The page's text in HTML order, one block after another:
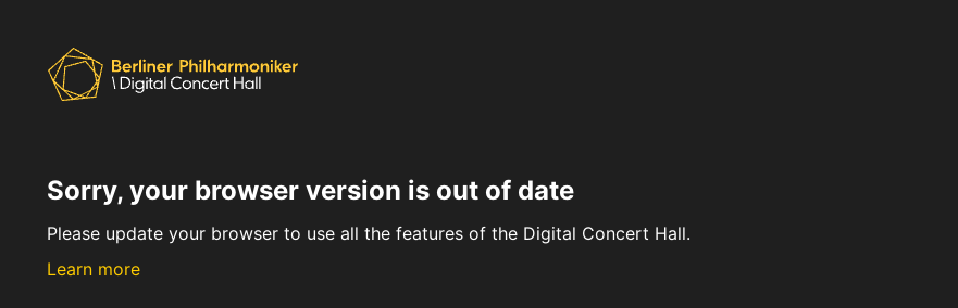
Sorry, your browser version is out of date
Please update your browser to use all the features of the Digital Concert Hall.
Learn more